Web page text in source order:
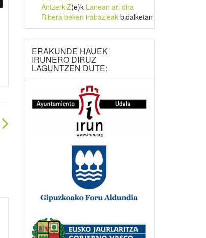
AntzerkiZ(e)k Lanean ari dira
Ribera beken irabazleakbidalketan
ERAKUNDE HAUEK
IRUNERO DIRUZ
LAGUNTZEN DUTE: